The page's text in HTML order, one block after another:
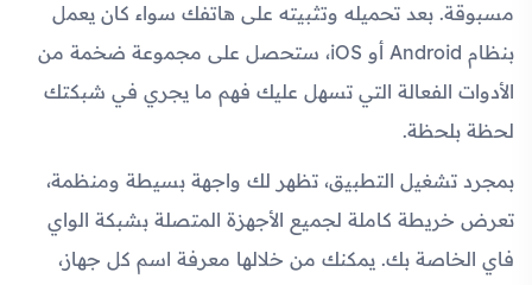
مسبوقة. بعد تحميله وتثبيته على هاتفك سواء كان يعمل
بنظام Android أو iOS، ستحصل على مجموعة ضخمة من
الأدوات الفعالة التي تسهل عليك فهم ما يجري في شبكتك
لحظة بلحظة.
بمجرد تشغيل التطبيق، تظهر لك واجهة بسيطة ومنظمة،
تعرض خريطة كاملة لجميع الأجهزة المتصلة بشبكة الواي
فاي الخاصة بك. يمكنك من خلالها معرفة اسم كل جهاز،